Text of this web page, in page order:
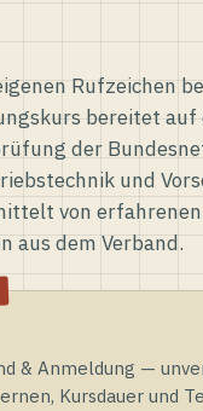
Rufzeichen
bereitet auf
der
und
von erfahrenen
aus dem Verband.
& Anmeldung —
Kursdauer und